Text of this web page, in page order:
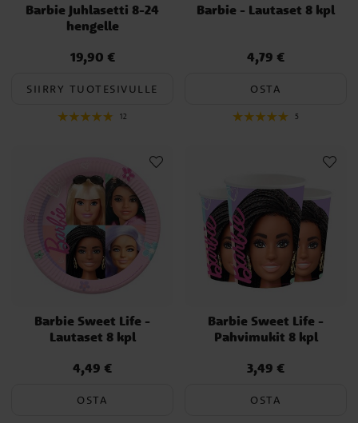
Barbie Juhlasetti 8-24
hengelle
Hinta:19,90 €
19,90 €
SIIRRY TUOTESIVULLE
12
Barbie - Lautaset 8 kpl
Hinta:4,79 €
4,79 €
OSTA
5
Barbie Sweet Life -
Lautaset 8 kpl
Hinta:4,49 €
4,49 €
OSTA
Barbie Sweet Life -
Pahvimukit 8 kpl
Hinta:3,49 €
3,49 €
OSTA